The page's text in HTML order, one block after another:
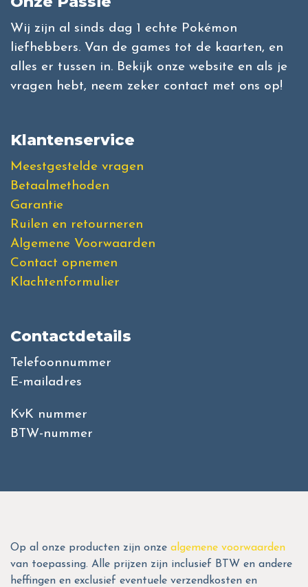
Wij zijn al sinds dag 1 echte Pokémon
liefhebbers. Van de games tot de kaarten, en
alles er tussen in. Bekijk onze website en als je
vragen hebt, neem zeker contact met ons op!
Klantenservice
Meestgestelde vragen
Betaalmethoden
Garantie
Ruilen en retourneren
Algemene Voorwaarden
Contact opnemen
Klachtenformulier
Contactdetails
Telefoonnummer
E-mailadres
KvK nummer
BTW-nummer
Op al onze producten zijn onze algemene voorwaarden
van toepassing. Alle prijzen zijn inclusief BTW en andere
heffingen en exclusief eventuele verzendkosten en